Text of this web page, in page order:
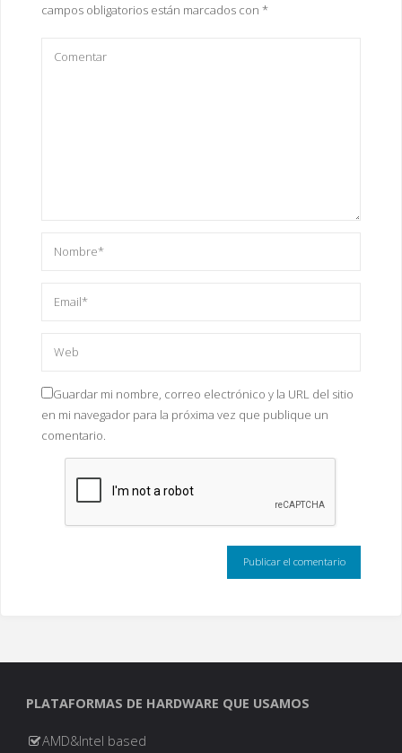
campos obligatorios están marcados con *
Guardar mi nombre, correo electrónico y la URL del sitio
en mi navegador para la próxima vez que publique un
comentario.
PLATAFORMAS DE HARDWARE QUE USAMOS
AMD&Intel based